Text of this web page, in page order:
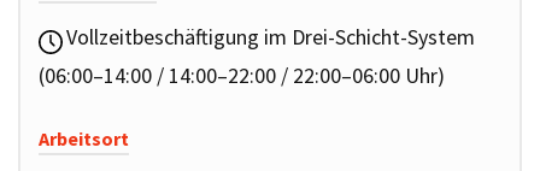
Vollzeitbeschäftigung im Drei-Schicht-System
(06:00–14:00 / 14:00–22:00 / 22:00–06:00 Uhr)
Arbeitsort